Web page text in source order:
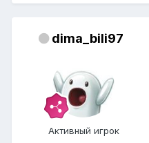
dima_bili97
Активный игрок